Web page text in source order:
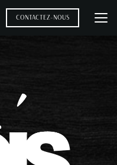
CONTACTEZ-NOUS